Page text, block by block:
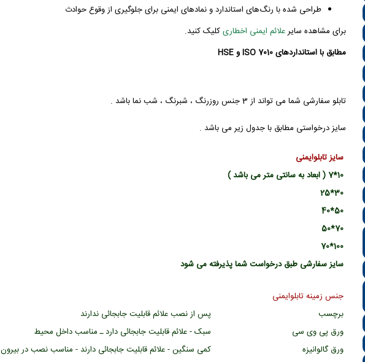
طراحی شده با رنگ‌های استاندارد و نمادهای ایمنی برای جلوگیری از وقوع حوادث
برای مشاهده سایرعلائم ایمنی اخطاریکلیک کنید.
مطابق با استانداردهای ISO 7010 و HSE
تابلو سفارشی شما می تواند از 3 جنس روزرنگ ، شبرنگ ، شب نما باشد .
سایز درخواستی مطابق با جدول زیر می باشد .
سایز تابلوایمنی
10*7 ( ابعاد به سانتی متر می باشد )
30*25
50*40
70*50
100*70
سایز سفارشی طبق درخواست شما پذیرفته می شود
جنس زمینه تابلوایمنی
برچسب
پس از نصب علائم قابلیت جابجائی ندارند
ورق پی وی سی
سبک - علائم قابلیت جابجائی دارد ـ مناسب داخل محیط
ورق گالوانیزه
کمی سنگین - علائم قابلیت جابجائی دارند - مناسب نصب در بیرون